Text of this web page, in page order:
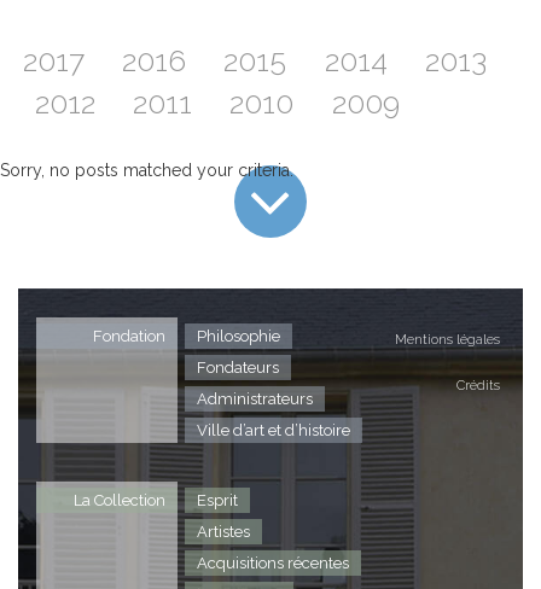
2017 2016 2015 2014
2013
2012
2011 2010 2009
Sorry, no posts matched your criteria.
Mentions légales
Crédits
Fondation
Philosophie
Fondateurs
Administrateurs
Ville d’art et d’histoire
La Collection
Esprit
Artistes
Acquisitions récentes